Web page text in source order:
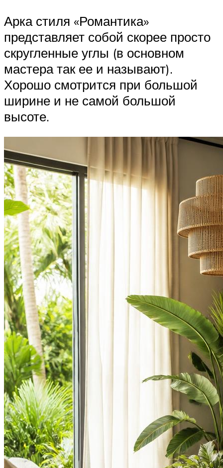
Арка стиля «Романтика»
представляет собой скорее просто
скругленные углы (в основном
мастера так ее и называют).
Хорошо смотрится при большой
ширине и не самой большой
высоте.